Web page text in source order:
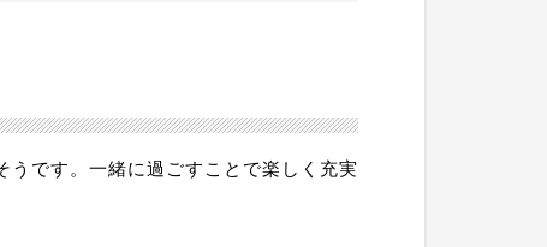
です。一緒に過ごすことで楽しく充実